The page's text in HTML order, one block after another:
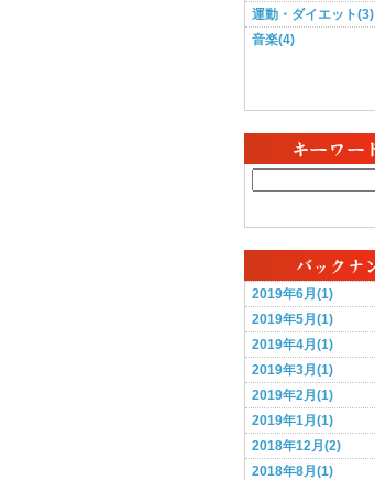
運動・ダイエット(3)
音楽(4)
2019年6月(1)
2019年5月(1)
2019年4月(1)
2019年3月(1)
2019年2月(1)
2019年1月(1)
2018年12月(2)
2018年8月(1)